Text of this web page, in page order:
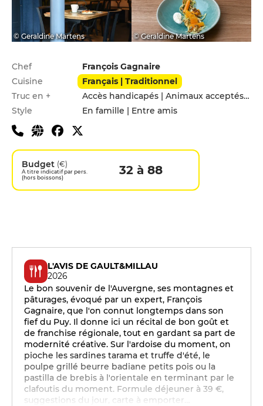
© Geraldine Martens © Geraldine Martens
Infos pratiques
Chef
François Gagnaire
Cuisine
Français | Traditionnel
Truc en +
Accès handicapés | Animaux acceptés | Menu enfants | Terrasse
Style
En famille | Entre amis
Budget (€)
A titre indicatif par pers.
(hors boissons)
32 à 88
L'AVIS DE GAULT&MILLAU
2026
Le bon souvenir de l'Auvergne, ses montagnes et
pâturages, évoqué par un expert, François
Gagnaire, que l'on connut longtemps dans son
fief du Puy. Il donne ici un récital de bon goût et
de franchise régionale, tout en gardant sa part de
modernité créative. Sur l'ardoise du moment, on
pioche les sardines tarama et truffe d'été, le
poulpe grillé beurre badiane petits pois ou la
pastilla de brebis à l'orientale en terminant par le
clafoutis du moment. Formule déjeuner à 39 €,
suggestions du jour, carte à emporter…